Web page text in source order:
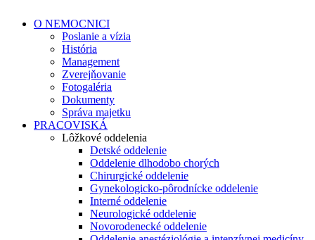
O NEMOCNICI
Poslanie a vízia
História
Management
Zverejňovanie
Fotogaléria
Dokumenty
Správa majetku
PRACOVISKÁ
Lôžkové oddelenia
Detské oddelenie
Oddelenie dlhodobo chorých
Chirurgické oddelenie
Gynekologicko-pôrodnícke oddelenie
Interné oddelenie
Neurologické oddelenie
Novorodenecké oddelenie